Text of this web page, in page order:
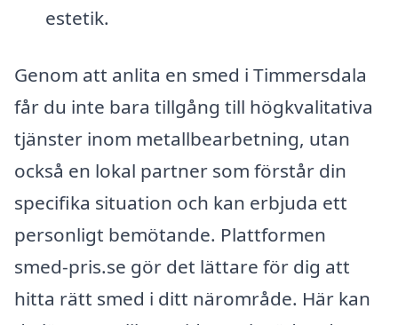
estetik.
Genom att anlita en smed i Timmersdala
får du inte bara tillgång till högkvalitativa
tjänster inom metallbearbetning, utan
också en lokal partner som förstår din
specifika situation och kan erbjuda ett
personligt bemötande. Plattformen
smed-pris.se gör det lättare för dig att
hitta rätt smed i ditt närområde. Här kan